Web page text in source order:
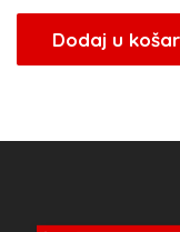
bila
je:
Dodaj u